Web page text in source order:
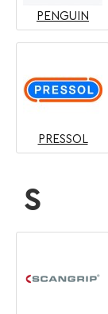
PENGUIN
PRESSOL
S